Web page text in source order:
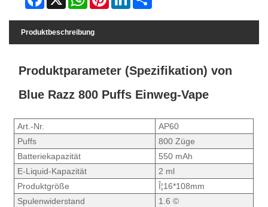
Produktbeschreibung
Produktparameter (Spezifikation) von
Blue Razz 800 Puffs Einweg-Vape
Art.-Nr.
AP60
Puffs
800 Züge
Batteriekapazität
550 mAh
E-Liquid-Kapazität
2 ml
Produktgröße
Î¦16*108mm
Spulenwiderstand
1.6 ©